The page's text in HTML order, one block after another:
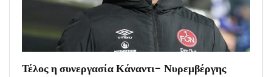
Τέλος η συνεργασία Κάναντι- Νυρεμβέργης